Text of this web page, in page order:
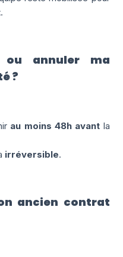
.
annuler ma
?
au moins 48h avant la
irréversible.
ancien contrat